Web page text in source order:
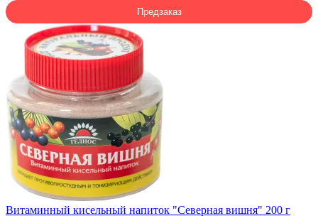
Предзаказ
Витаминный кисельный напиток "Северная вишня" 200 г